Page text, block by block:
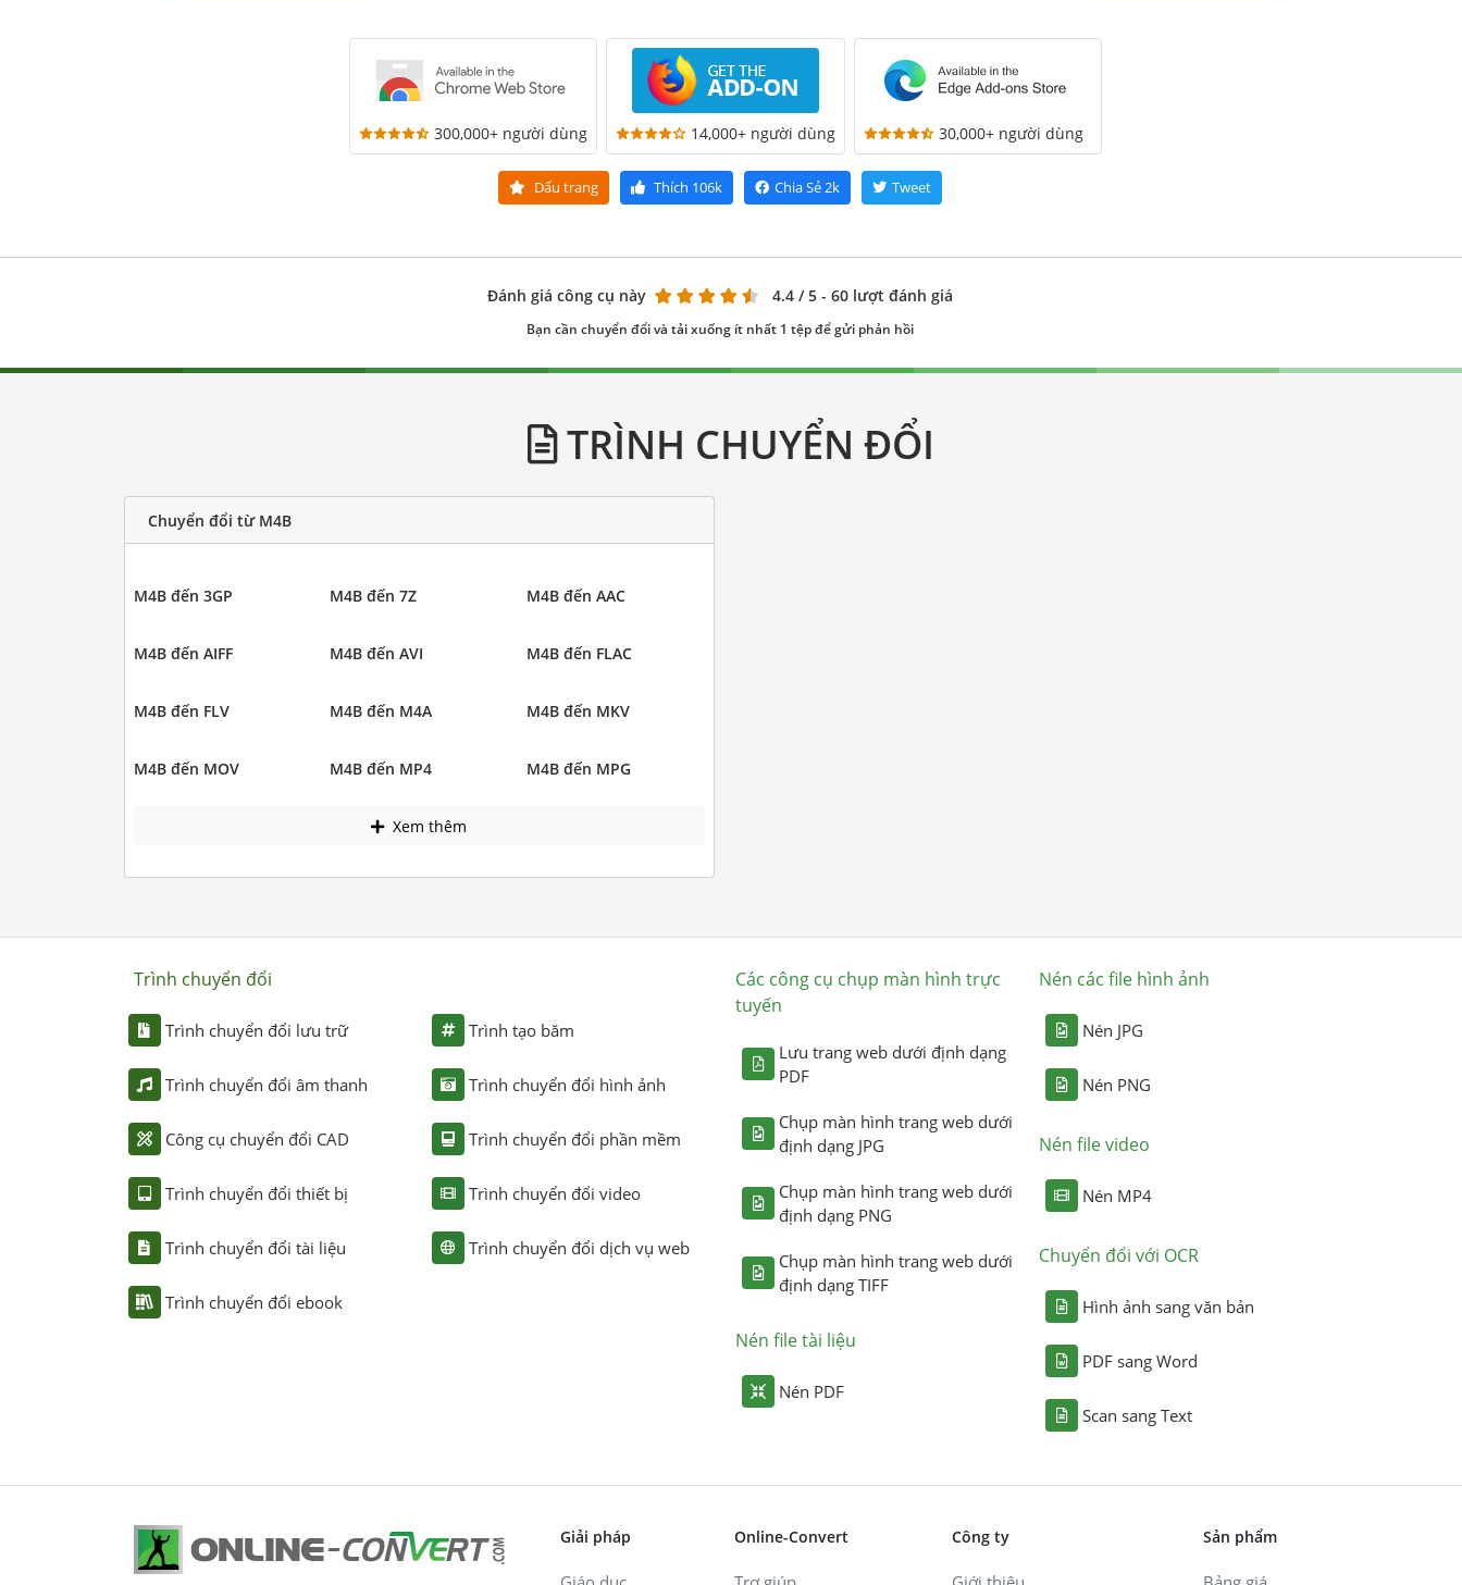
300,000+ người dùng 14,000+ người dùng 30,000+ người dùng
Dấu trang Thích 106k Chia Sẻ2k Tweet
Đánh giá công cụ này 4.4 / 5 - 60 lượt đánh giá
Bạn cần chuyển đổi và tải xuống ít nhất 1 tệp để gửi phản hồi
TRÌNH CHUYỂN ĐỔI
Chuyển đổi từ M4B
M4B đến 3GP M4B đến 7Z M4B đến AAC
M4B đến AIFF M4B đến AVI M4B đến FLAC
M4B đến FLV M4B đến M4A M4B đến MKV
M4B đến MOV M4B đến MP4 M4B đến MPG
Xem thêm
Trình chuyển đổi
Trình chuyển đổi lưu trữ
Trình chuyển đổi âm thanh
Công cụ chuyển đổi CAD
Trình chuyển đổi thiết bị
Trình chuyển đổi tài liệu
Trình chuyển đổi ebook
Trình tạo băm
Trình chuyển đổi hình ảnh
Trình chuyển đổi phần mềm
Trình chuyển đổi video
Trình chuyển đổi dịch vụ web
Các công cụ chụp màn hình trực
tuyến
Lưu trang web dưới định dạng
PDF
Chụp màn hình trang web dưới
định dạng JPG
Chụp màn hình trang web dưới
định dạng PNG
Chụp màn hình trang web dưới
định dạng TIFF
Nén file tài liệu
Nén PDF
Nén các file hình ảnh
Nén JPG
Nén PNG
Nén file video
Nén MP4
Chuyển đổi với OCR
Hình ảnh sang văn bản
PDF sang Word
Scan sang Text
Giải pháp Online-Convert Công ty Sản phẩm